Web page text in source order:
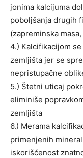
jonima kalcijuma
poboljšanja drugih
(zapreminska
4.) Kalcifikacijom
zemljišta jer se
nepristupačne
5.) Štetni uticaj
eliminiše
zemljišta
6.) Merama
primenjenih
iskorišćenost